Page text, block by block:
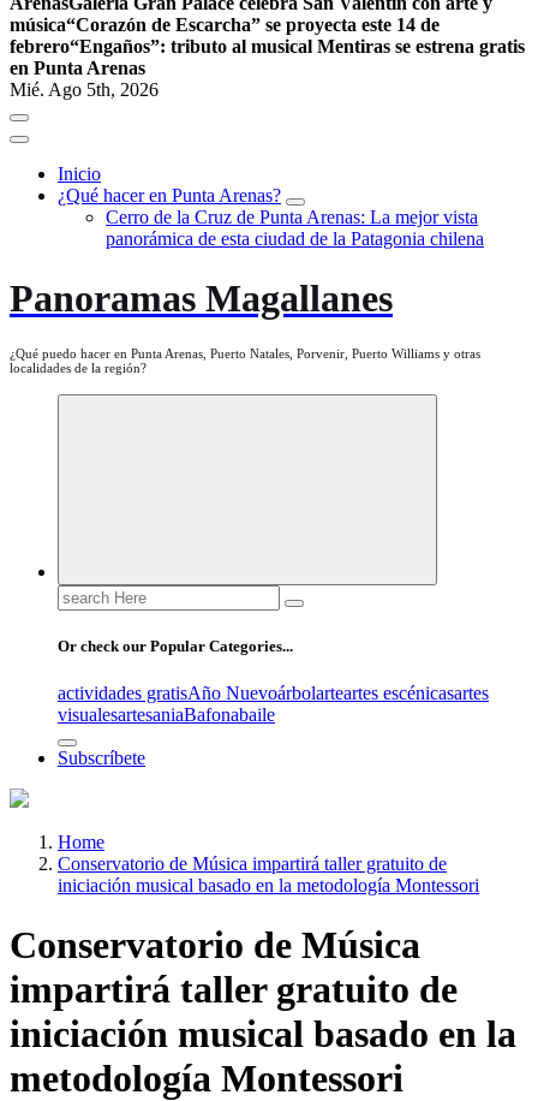
música“Corazón de Escarcha” se proyecta este 14 de
febrero“Engaños”: tributo al musical Mentiras se estrena gratis
en Punta Arenas
Mié. Ago 5th, 2026
Inicio
¿Qué hacer en Punta Arenas?
Cerro de la Cruz de Punta Arenas: La mejor vista
panorámica de esta ciudad de la Patagonia chilena
Panoramas Magallanes
¿Qué puedo hacer en Punta Arenas, Puerto Natales, Porvenir, Puerto Williams y otras
localidades de la región?
Search
for:
Or check our Popular Categories...
actividades gratisAño Nuevoárbolarteartes escénicasartes
visualesartesaniaBafonabaile
Subscríbete
Home
Conservatorio de Música impartirá taller gratuito de
iniciación musical basado en la metodología Montessori
Conservatorio de Música
impartirá taller gratuito de
iniciación musical basado en la
metodología Montessori